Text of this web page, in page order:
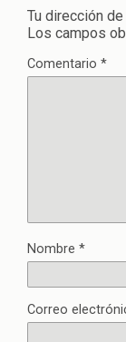
Tu dirección
Los campos
Comentario *
Nombre *
Correo